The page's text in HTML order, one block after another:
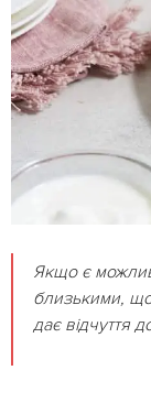
Якщо є
близькими,
дає відчуття